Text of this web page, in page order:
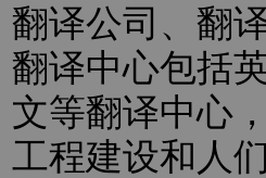
翻译公司、翻
翻译中心包括
文等翻译中心
工程建设和人